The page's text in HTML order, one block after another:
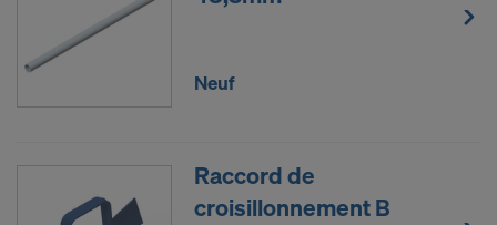
Neuf
Raccord de
croisillonnement B